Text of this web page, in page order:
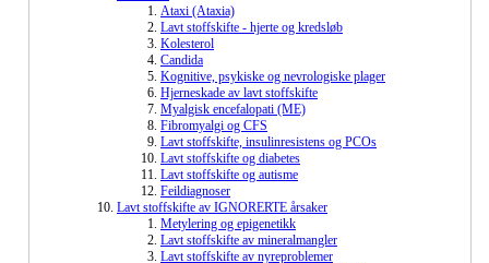
Ataxi (Ataxia)
Lavt stoffskifte - hjerte og kredsløb
Kolesterol
Candida
Kognitive, psykiske og nevrologiske plager
Hjerneskade av lavt stoffskifte
Myalgisk encefalopati (ME)
Fibromyalgi og CFS
Lavt stoffskifte, insulinresistens og PCOs
Lavt stoffskifte og diabetes
Lavt stoffskifte og autisme
Feildiagnoser
Lavt stoffskifte av IGNORERTE årsaker
Metylering og epigenetikk
Lavt stoffskifte av mineralmangler
Lavt stoffskifte av nyreproblemer